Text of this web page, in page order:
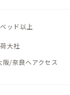
ッド以上
大社
阪/奈良へアクセス